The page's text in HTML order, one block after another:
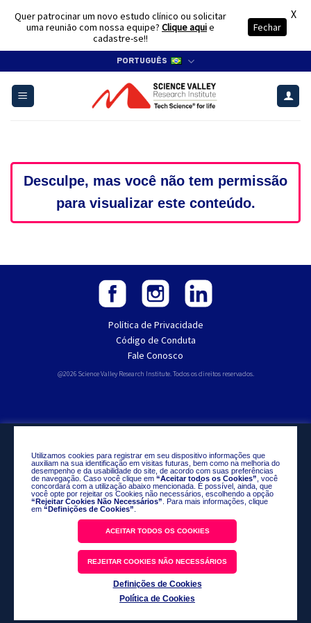
content
PORTUGUÊS
Desculpe, mas você não tem permissão
para visualizar este conteúdo.
Política de Privacidade
Código de Conduta
Fale Conosco
@2026 Science Valley Research Institute. Todos os direitos reservados.
Utilizamos cookies para registrar em seu dispositivo informações que
auxiliam na sua identificação em visitas futuras, bem como na melhoria do
desempenho e da usabilidade do site, de acordo com suas preferências
de navegação. Caso você clique em “Aceitar todos os Cookies” , você
concordará com a utilização abaixo mencionada. É possível, ainda, que
você opte por rejeitar os Cookies não necessários, escolhendo a opção
“Rejeitar Cookies Não Necessários” . Para mais informações, clique
em “Definições de Cookies”
ACEITAR TODOS OS COOKIES
REJEITAR COOKIES NÃO NECESSÁRIOS
Definições de Cookies
Política de Cookies
Quer patrocinar um novo estudo clínico ou solicitar
uma reunião com nossa equipe? Clique aquie
cadastre-se!!
Fechar
X